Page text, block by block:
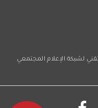
لشبكة الإعلام المجتمعي